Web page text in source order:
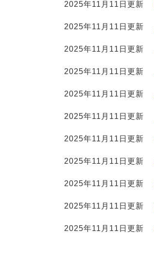
2025年11月11日更新
2025年11月11日更新
2025年11月11日更新
2025年11月11日更新
2025年11月11日更新
2025年11月11日更新
2025年11月11日更新
2025年11月11日更新
2025年11月11日更新
2025年11月11日更新
2025年11月11日更新